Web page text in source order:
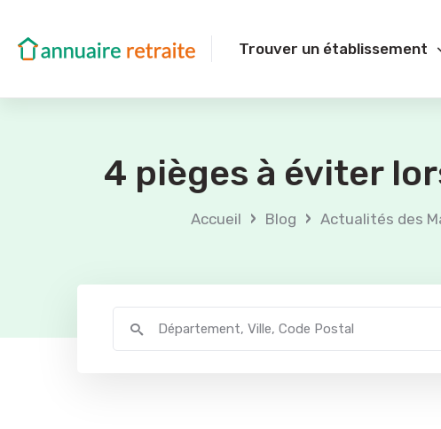
Trouver un établissement
4 pièges à éviter
Accueil › Blog › Actualités des